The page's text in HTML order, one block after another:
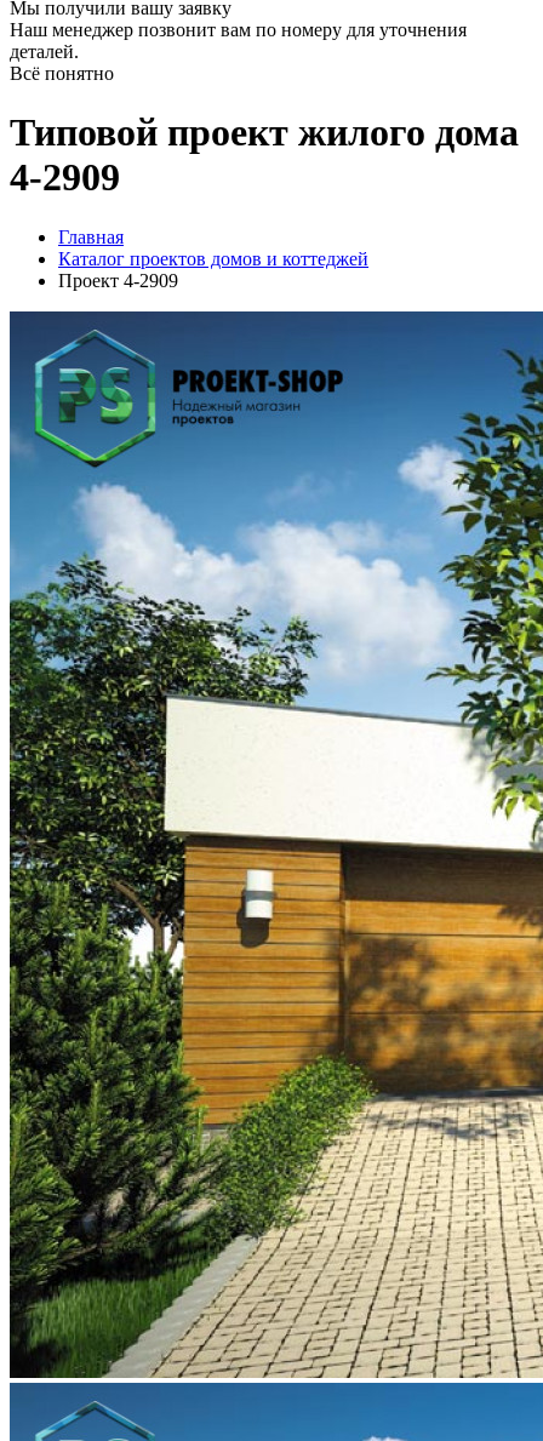
Мы получили вашу заявку
Наш менеджер позвонит вам по номеру для уточнения
деталей.
Всё понятно
Типовой проект жилого дома
4-2909
Главная
Каталог проектов домов и коттеджей
Проект 4-2909